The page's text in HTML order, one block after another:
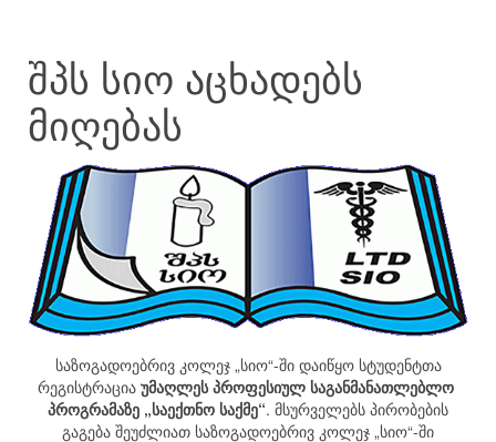
შპს სიო აცხადებს
მიღებას
საზოგადოებრივ კოლეჯ „სიო“-ში დაიწყო სტუდენტთა
რეგისტრაცია უმაღლეს პროფესიულ საგანმანათლებლო
პროგრამაზე „საექთნო საქმე“. მსურველებს პირობების
გაგება შეუძლიათ საზოგადოებრივ კოლეჯ „სიო“-ში